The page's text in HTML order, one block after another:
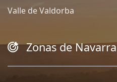
Valle de Valdorba
Zonas de Navarra